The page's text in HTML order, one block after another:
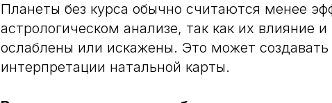
Планеты без курса обычно считаются менее
астрологическом анализе, так как их влияние
ослаблены или искажены. Это может
интерпретации натальной карты.